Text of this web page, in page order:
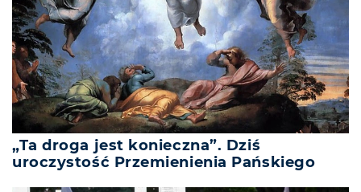
„Ta droga jest konieczna”. Dziś
uroczystość Przemienienia Pańskiego